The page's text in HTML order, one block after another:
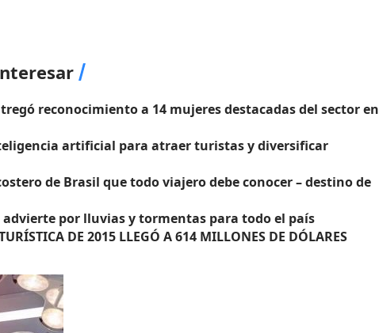
reconocimiento a 14 mujeres destacadas del sector en
artificial para atraer turistas y diversificar
de Brasil que todo viajero debe conocer – destino de
por lluvias y tormentas para todo el país
DE 2015 LLEGÓ A 614 MILLONES DE DÓLARES